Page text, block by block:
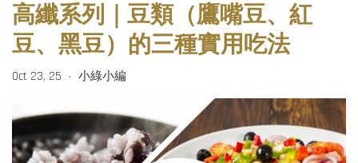
高纖系列｜豆類（鷹嘴豆、紅
豆、黑豆）的三種實用吃法
Oct 23, 25 • 小綠小編